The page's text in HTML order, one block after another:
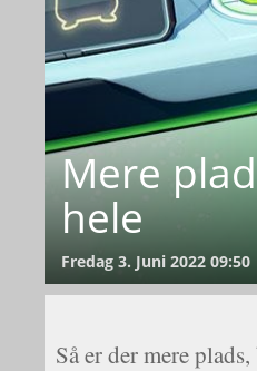
Mere
hele
Fredag 3. Juni 2022
Så er der mere